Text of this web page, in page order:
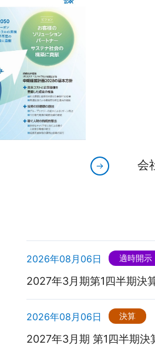
会
2026年08月06日 適時開示
2027年3月期第1四半期決
2026年08月06日 決算
2027年3月期 第1四半期決